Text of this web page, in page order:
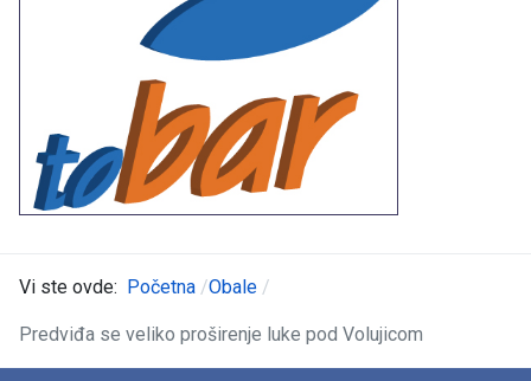
Vi ste ovde: Početna Obale
Predviđa se veliko proširenje luke pod Volujicom